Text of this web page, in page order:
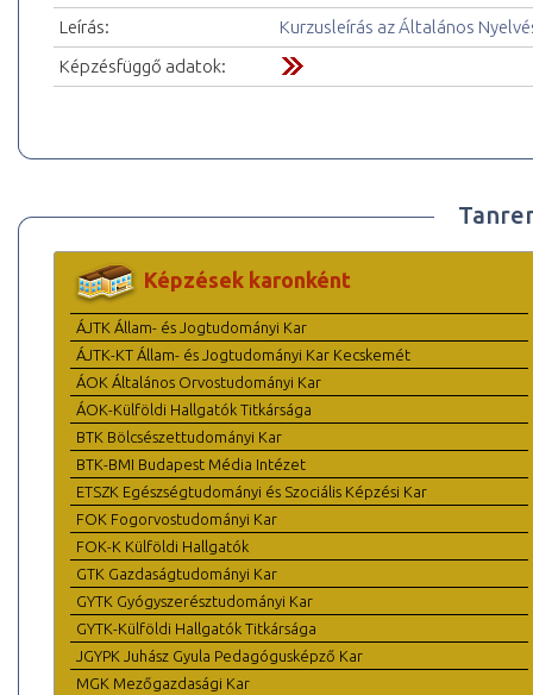
Leírás:
Kurzusleírás az Általános
Képzésfüggő adatok:
Képzések karonként
ÁJTK Állam- és Jogtudományi Kar
ÁJTK-KT Állam- és Jogtudományi Kar Kecskemét
ÁOK Általános Orvostudományi Kar
ÁOK-Külföldi Hallgatók Titkársága
BTK Bölcsészettudományi Kar
BTK-BMI Budapest Média Intézet
ETSZK Egészségtudományi és Szociális Képzési Kar
FOK Fogorvostudományi Kar
FOK-K Külföldi Hallgatók
GTK Gazdaságtudományi Kar
GYTK Gyógyszerésztudományi Kar
GYTK-Külföldi Hallgatók Titkársága
JGYPK Juhász Gyula Pedagógusképző Kar
MGK Mezőgazdasági Kar